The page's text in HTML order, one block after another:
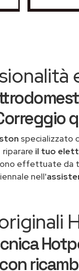
specializzato
riparare il tuo
effettuate da
nell'
con